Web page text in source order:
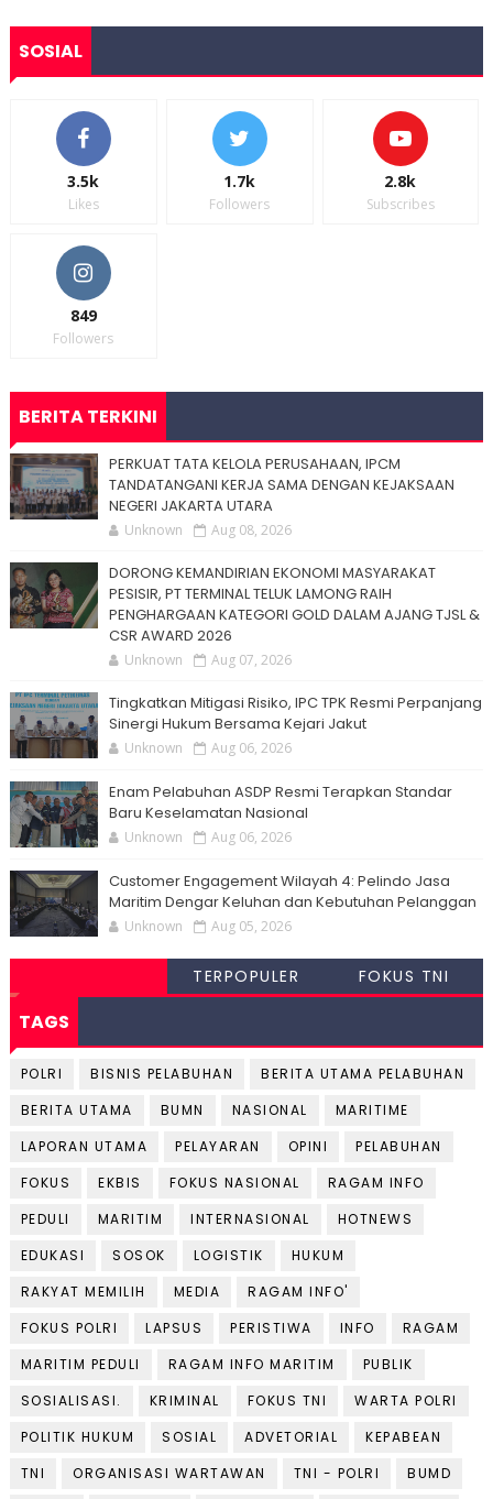
SOSIAL
3.5k
Likes
1.7k
Followers
2.8k
Subscribes
849
Followers
BERITA TERKINI
PERKUAT TATA KELOLA PERUSAHAAN, IPCM
TANDATANGANI KERJA SAMA DENGAN KEJAKSAAN
NEGERI JAKARTA UTARA
Unknown Aug 08, 2026
DORONG KEMANDIRIAN EKONOMI MASYARAKAT
PESISIR, PT TERMINAL TELUK LAMONG RAIH
PENGHARGAAN KATEGORI GOLD DALAM AJANG TJSL &
CSR AWARD 2026
Unknown Aug 07, 2026
Tingkatkan Mitigasi Risiko, IPC TPK Resmi Perpanjang
Sinergi Hukum Bersama Kejari Jakut
Unknown Aug 06, 2026
Enam Pelabuhan ASDP Resmi Terapkan Standar
Baru Keselamatan Nasional
Unknown Aug 06, 2026
Customer Engagement Wilayah 4: Pelindo Jasa
Maritim Dengar Keluhan dan Kebutuhan Pelanggan
Unknown Aug 05, 2026
TERPOPULER FOKUS TNI
TAGS
POLRI BISNIS PELABUHAN
BERITA UTAMA PELABUHAN
BERITA UTAMA
BUMN NASIONAL
MARITIME
LAPORAN UTAMA
PELAYARAN OPINI
PELABUHAN
FOKUS
EKBIS FOKUS NASIONAL
RAGAM INFO
PEDULI
MARITIM INTERNASIONAL
HOTNEWS
EDUKASI
SOSOK LOGISTIK
HUKUM
RAKYAT MEMILIH
MEDIA
RAGAM INFO'
FOKUS POLRI
LAPSUS PERISTIWA INFO
RAGAM
MARITIM PEDULI
RAGAM INFO MARITIM
PUBLIK
SOSIALISASI.
KRIMINAL FOKUS TNI
WARTA POLRI
POLITIK HUKUM
SOSIAL ADVETORIAL
KEPABEAN
TNI
ORGANISASI WARTAWAN TNI - POLRI
BUMD